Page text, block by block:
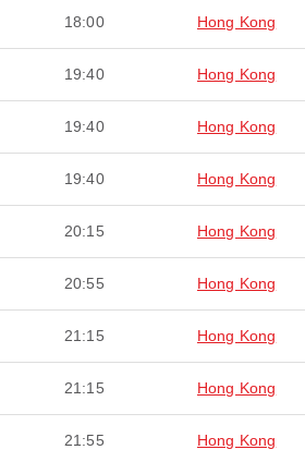
18:00 Hong Kong
19:40 Hong Kong
19:40 Hong Kong
19:40 Hong Kong
20:15 Hong Kong
20:55 Hong Kong
21:15 Hong Kong
21:15 Hong Kong
21:55 Hong Kong